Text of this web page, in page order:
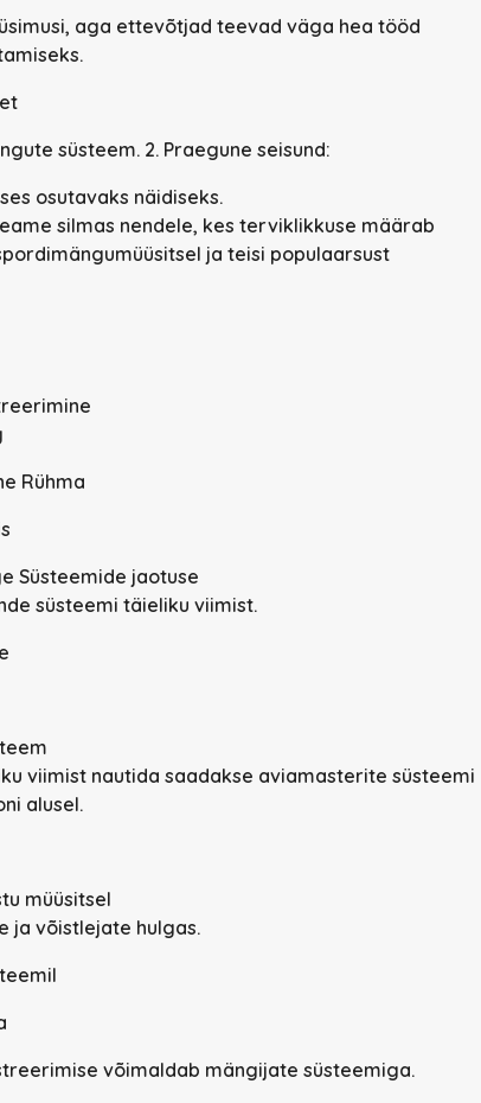
aga ettevõtjad teevad väga hea tööd
süsteem. 2. Praegune seisund:
osutavaks näidiseks.
silmas nendele, kes terviklikkuse määrab
ja teisi populaarsust
Rühma
Süsteemide jaotuse
süsteemi täieliku viimist.
viimist nautida saadakse aviamasterite süsteemi
alusel.
müüsitsel
ja võistlejate hulgas.
võimaldab mängijate süsteemiga.